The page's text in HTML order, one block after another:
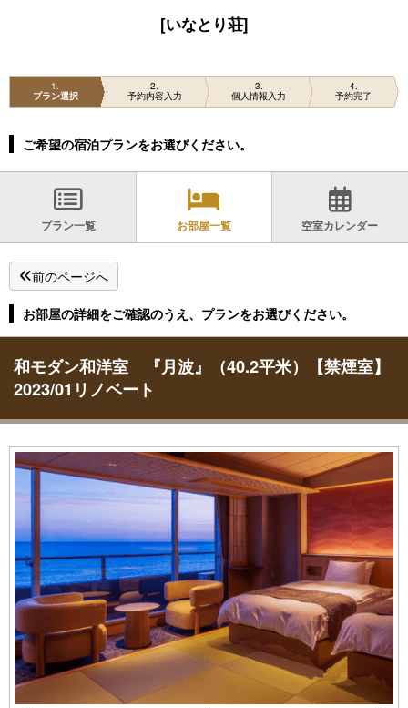
[いなとり荘]
1
プラン選択
2
予約内容入力
3
個人情報入力
4
予約完了
ご希望の宿泊プランをお選びください。
プラン一覧 お部屋一覧 空室カレンダー
前のページへ
お部屋の詳細をご確認のうえ、プランをお選びください。
和モダン和洋室 『月波』（40.2平米）【禁煙室】
2023/01リノベート